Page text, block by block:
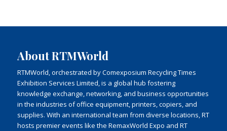
About RTMWorld
RTMWorld, orchestrated by Comexposium Recycling Times
Exhibition Services Limited, is a global hub fostering
knowledge exchange, networking, and business opportunities
in the industries of office equipment, printers, copiers, and
supplies. With an international team from diverse locations, RT
hosts premier events like the RemaxWorld Expo and RT